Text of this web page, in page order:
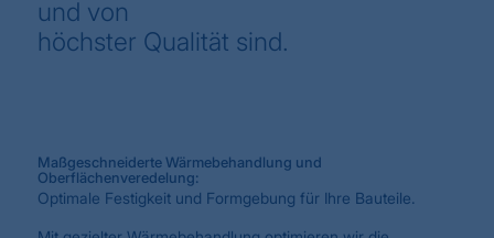
und von
höchster Qualität sind.
Maßgeschneiderte Wärmebehandlung und
Oberflächenveredelung:
Optimale Festigkeit und Formgebung für Ihre Bauteile.